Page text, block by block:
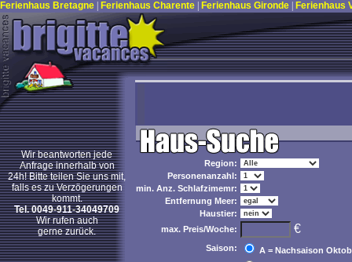
Ferienhaus Bretagne Ferienhaus Charente Ferienhaus Gironde Ferienhaus
Wir beantworten jede
Anfrage innerhalb von
24h! Bitte teilen Sie uns mit,
falls es zu Verzögerungen
kommt.
Tel. 0049-911-34049709
Wir rufen auch
gerne zurück.
Region:
Personenanzahl:
min. Anz. Schlafzimemr:
Entfernung Meer:
Haustier:
max. Preis/Woche:
€
Saison:
A = Nachsaison